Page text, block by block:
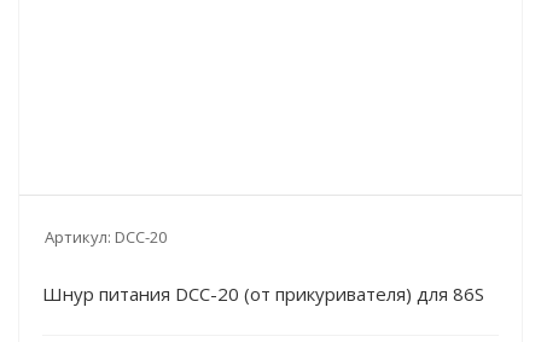
Артикул: DCC-20
Шнур питания DCC-20 (от прикуривателя) для 86S